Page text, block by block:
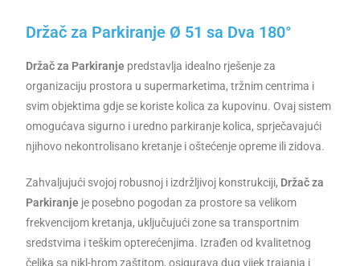
Držač za Parkiranje Ø 51 sa Dva 180°
Držač za Parkiranje predstavlja idealno rješenje za
organizaciju prostora u supermarketima, tržnim centrima i
svim objektima gdje se koriste kolica za kupovinu. Ovaj sistem
omogućava sigurno i uredno parkiranje kolica, sprječavajući
njihovo nekontrolisano kretanje i oštećenje opreme ili zidova.
Zahvaljujući svojoj robusnoj i izdržljivoj konstrukciji, Držač za
Parkiranje je posebno pogodan za prostore sa velikom
frekvencijom kretanja, uključujući zone sa transportnim
sredstvima i teškim opterećenjima. Izrađen od kvalitetnog
čelika sa nikl-hrom zaštitom, osigurava dug vijek trajanja i